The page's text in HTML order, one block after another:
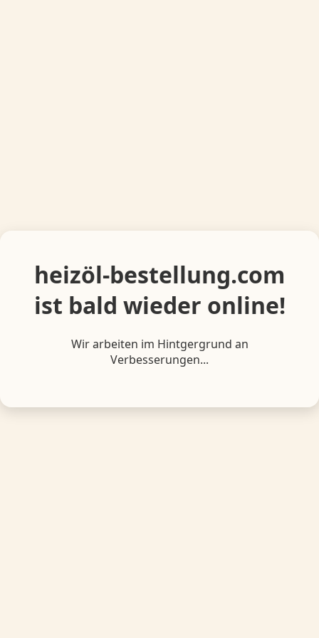
heizöl-bestellung.com
ist bald wieder online!
Wir arbeiten im Hintgergrund an
Verbesserungen...